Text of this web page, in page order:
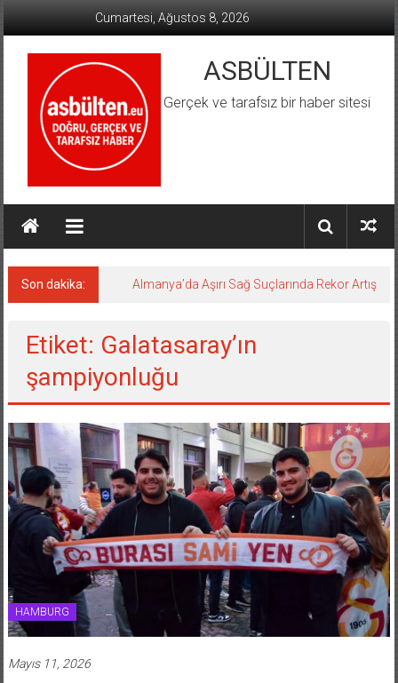
Cumartesi, Ağustos 8, 2026
ASBÜLTEN
Gerçek ve tarafsız bir haber sitesi
Son dakika: Almanya’da Aşırı Sağ Suçlarında Rekor Artış
Etiket: Galatasaray’ın
şampiyonluğu
HAMBURG
Mayıs 11, 2026